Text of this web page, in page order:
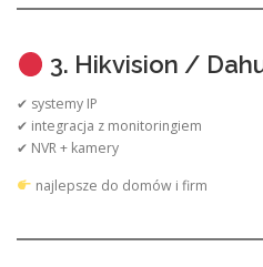
3. Hikvision /
✔ systemy IP
✔ integracja z monitoringiem
✔ NVR + kamery
najlepsze do domów i firm